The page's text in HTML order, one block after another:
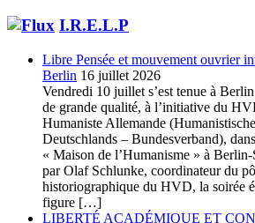
I.R.E.L.P
Libre Pensée et mouvement ouvrier
Berlin 16 juillet 2026
Vendredi 10 juillet s’est tenue à
de grande qualité, à l’initiative du
Humaniste Allemande
Deutschlands – Bundesverband),
« Maison de l’Humanisme » à
par Olaf Schlunke, coordinateur du
historiographique du HVD, la soirée
figure […]
LIBERTÉ ACADÉMIQUE ET